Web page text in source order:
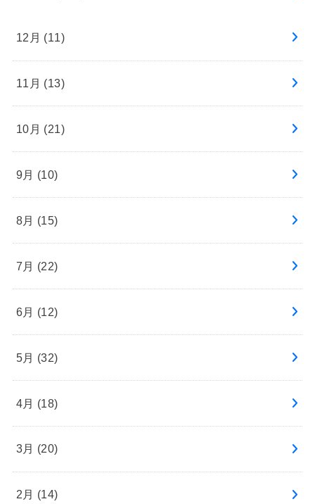
12月 (11)
11月 (13)
10月 (21)
9月 (10)
8月 (15)
7月 (22)
6月 (12)
5月 (32)
4月 (18)
3月 (20)
2月 (14)